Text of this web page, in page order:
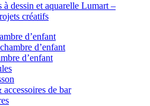
à dessin et aquarelle Lumart –
créatifs
d’enfant
d’enfant
d’enfant
de bar